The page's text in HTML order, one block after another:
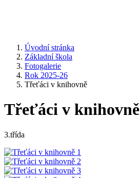
Úvodní stránka
Základní škola
Fotogalerie
Rok 2025-26
Třeťáci v knihovně
Třeťáci v knihovně
3.třída